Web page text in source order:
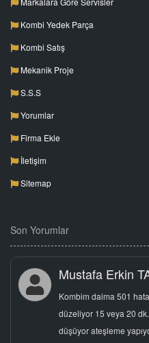
Kombi Yedek Parça
Kombi Satış
Mekanik Proje
S.S.S
Yorumlar
Firma Ekle
İletişim
Sitemap
Son Yorumlar
Mustafa Erkin
Kombim daima 501
düzeliyor 15 veya 20
düşüyor ateşleme